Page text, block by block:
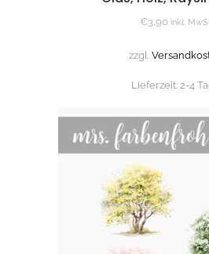
€3,90 inkl.
zzgl.
Lieferzeit: 2-4